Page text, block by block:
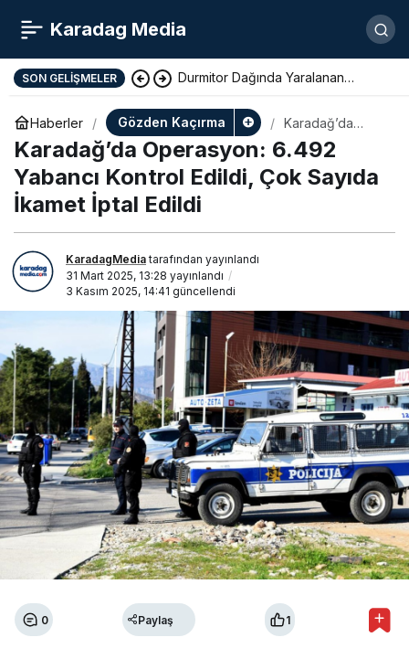
Karadag Media
SON GELIŞMELER Durmitor Dağında Yaralanan
Yunan Turist Başarıyla Kurtarıldı
Haberler Gözden Kaçırma
Karadağ’da
Operasyon:
6.492 Yabancı
Kontrol Edildi,
Çok Sayıda
Karadağ’da Operasyon: 6.492
Yabancı Kontrol Edildi, Çok Sayıda
İkamet İptal Edildi
KaradagMediatarafından yayınlandı
31 Mart 2025, 13:28 yayınlandı
3 Kasım 2025, 14:41 güncellendi
0 Paylaş 1